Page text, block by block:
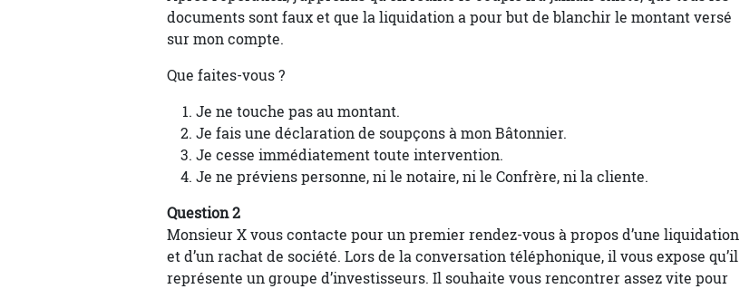
documents sont faux et que la liquidation a pour but de blanchir le montant versé
sur mon compte.
Que faites-vous ?
Je ne touche pas au montant.
Je fais une déclaration de soupçons à mon Bâtonnier.
Je cesse immédiatement toute intervention.
Je ne préviens personne, ni le notaire, ni le Confrère, ni la cliente.
Question 2
Monsieur X vous contacte pour un premier rendez-vous à propos d’une liquidation
et d’un rachat de société. Lors de la conversation téléphonique, il vous expose qu’il
représente un groupe d’investisseurs. Il souhaite vous rencontrer assez vite pour